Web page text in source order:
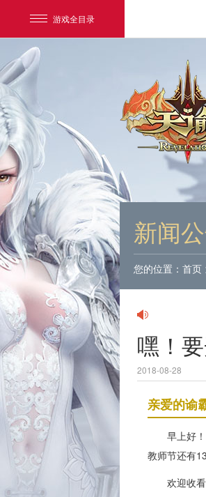
游戏全目录
网易游戏
我的足迹： 天谕
新闻
您的位置： 首页
嘿！
2018-08-28
亲爱的谕
早上好
教师节还有
欢迎收